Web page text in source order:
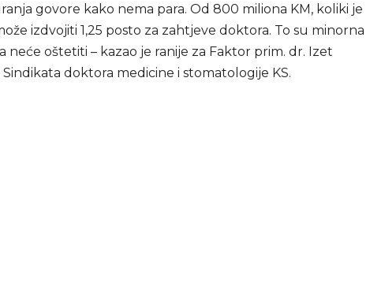
govore kako nema para. Od 800 miliona KM, koliki je
izdvojiti 1,25 posto za zahtjeve doktora. To su minorna
neće oštetiti – kazao je ranije za Faktor prim. dr. Izet
doktora medicine i stomatologije KS.